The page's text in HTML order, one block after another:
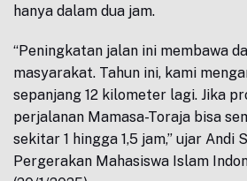
hanya dalam dua jam.
“Peningkatan jalan ini membawa
masyarakat. Tahun ini, kami
sepanjang 12 kilometer lagi. Jika
perjalanan Mamasa-Toraja bisa
sekitar 1 hingga 1,5 jam,” ujar Andi
Pergerakan Mahasiswa Islam